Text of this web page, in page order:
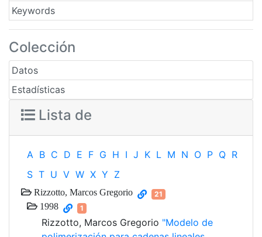
Keywords
Colección
Datos
Estadísticas
Lista de
A B C D E F G H I J K L M N O P Q R
S T U V W X Y Z
Rizzotto, Marcos Gregorio 21
1998 1
Rizzotto, Marcos Gregorio "Modelo de